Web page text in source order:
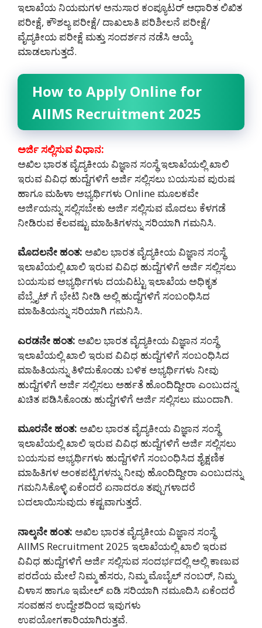
ಇಲಾಖೆಯ ನಿಯಮಗಳ ಅನುಸಾರ ಕಂಪ್ಯೂಟರ್ ಆಧಾರಿತ ಲಿಖಿತ
ಪರೀಕ್ಷೆ, ಕೌಶಲ್ಯ ಪರೀಕ್ಷೆ/ ದಾಖಲಾತಿ ಪರಿಶೀಲನೆ ಪರೀಕ್ಷೆ/
ವೈದ್ಯಕೀಯ ಪರೀಕ್ಷೆ ಮತ್ತು ಸಂದರ್ಶನ ನಡೆಸಿ ಆಯ್ಕೆ
ಮಾಡಲಾಗುತ್ತದೆ.
How to Apply Online for
AIIMS Recruitment 2025
ಅರ್ಜಿ ಸಲ್ಲಿಸುವ ವಿಧಾನ:
ಅಖಿಲ ಭಾರತ ವೈದ್ಯಕೀಯ ವಿಜ್ಞಾನ ಸಂಸ್ಥೆ ಇಲಾಖೆಯಲ್ಲಿ ಖಾಲಿ
ಇರುವ ವಿವಿಧ ಹುದ್ದೆಗಳಿಗೆ ಅರ್ಜಿ ಸಲ್ಲಿಸಲು ಬಯಸುವ ಪುರುಷ
ಹಾಗೂ ಮಹಿಳಾ ಅಭ್ಯರ್ಥಿಗಳು Online ಮೂಲಕವೇ
ಅರ್ಜಿಯನ್ನು ಸಲ್ಲಿಸಬೇಕು ಅರ್ಜಿ ಸಲ್ಲಿಸುವ ಮೊದಲು ಕೆಳಗಡೆ
ನೀಡಿರುವ ಕೆಲವಷ್ಟು ಮಾಹಿತಿಗಳನ್ನು ಸರಿಯಾಗಿ ಗಮನಿಸಿ.
ಮೊದಲನೇ ಹಂತ: ಅಖಿಲ ಭಾರತ ವೈದ್ಯಕೀಯ ವಿಜ್ಞಾನ ಸಂಸ್ಥೆ
ಇಲಾಖೆಯಲ್ಲಿ ಖಾಲಿ ಇರುವ ವಿವಿಧ ಹುದ್ದೆಗಳಿಗೆ ಅರ್ಜಿ ಸಲ್ಲಿಸಲು
ಬಯಸುವ ಅಭ್ಯರ್ಥಿಗಳು ದಯವಿಟ್ಟು ಇಲಾಖೆಯ ಅಧಿಕೃತ
ವೆಬ್ಸೈಟ್ ಗೆ ಭೇಟಿ ನೀಡಿ ಅಲ್ಲಿ ಹುದ್ದೆಗಳಿಗೆ ಸಂಬಂಧಿಸಿದ
ಮಾಹಿತಿಯನ್ನು ಸರಿಯಾಗಿ ಗಮನಿಸಿ.
ಎರಡನೇ ಹಂತ: ಅಖಿಲ ಭಾರತ ವೈದ್ಯಕೀಯ ವಿಜ್ಞಾನ ಸಂಸ್ಥೆ
ಇಲಾಖೆಯಲ್ಲಿ ಖಾಲಿ ಇರುವ ವಿವಿಧ ಹುದ್ದೆಗಳಿಗೆ ಸಂಬಂಧಿಸಿದ
ಮಾಹಿತಿಯನ್ನು ತಿಳಿದುಕೊಂಡು ಬಳಿಕ ಅಭ್ಯರ್ಥಿಗಳು ನೀವು
ಹುದ್ದೆಗಳಿಗೆ ಅರ್ಜಿ ಸಲ್ಲಿಸಲು ಅರ್ಹತೆ ಹೊಂದಿದ್ದೀರಾ ಎಂಬುದನ್ನ
ಖಚಿತ ಪಡಿಸಿಕೊಂಡು ಹುದ್ದೆಗಳಿಗೆ ಅರ್ಜಿ ಸಲ್ಲಿಸಲು ಮುಂದಾಗಿ.
ಮೂರನೇ ಹಂತ: ಅಖಿಲ ಭಾರತ ವೈದ್ಯಕೀಯ ವಿಜ್ಞಾನ ಸಂಸ್ಥೆ
ಇಲಾಖೆಯಲ್ಲಿ ಖಾಲಿ ಇರುವ ವಿವಿಧ ಹುದ್ದೆಗಳಿಗೆ ಅರ್ಜಿ ಸಲ್ಲಿಸಲು
ಬಯಸುವ ಅಭ್ಯರ್ಥಿಗಳು ಹುದ್ದೆಗಳಿಗೆ ಸಂಬಂಧಿಸಿದ ಶೈಕ್ಷಣಿಕ
ಮಾಹಿತಿಗಳ ಅಂಕಪಟ್ಟಿಗಳನ್ನು ನೀವು ಹೊಂದಿದ್ದೀರಾ ಎಂಬುದನ್ನು
ಗಮನಿಸಿಕೊಳ್ಳಿ ಏಕೆಂದರೆ ಏನಾದರೂ ತಪ್ಪುಗಳಾದರೆ
ಬದಲಾಯಿಸುವುದು ಕಷ್ಟವಾಗುತ್ತದೆ.
ನಾಲ್ಕನೇ ಹಂತ: ಅಖಿಲ ಭಾರತ ವೈದ್ಯಕೀಯ ವಿಜ್ಞಾನ ಸಂಸ್ಥೆ
AIIMS Recruitment 2025 ಇಲಾಖೆಯಲ್ಲಿ ಖಾಲಿ ಇರುವ
ವಿವಿಧ ಹುದ್ದೆಗಳಿಗೆ ಅರ್ಜಿ ಸಲ್ಲಿಸುವ ಸಂದರ್ಭದಲ್ಲಿ ಅಲ್ಲಿ ಕಾಣುವ
ಪರದೆಯ ಮೇಲೆ ನಿಮ್ಮ ಹೆಸರು, ನಿಮ್ಮ ಮೊಬೈಲ್ ನಂಬರ್, ನಿಮ್ಮ
ವಿಳಾಸ ಹಾಗೂ ಇಮೇಲ್ ಐಡಿ ಸರಿಯಾಗಿ ನಮೂದಿಸಿ ಏಕೆಂದರೆ
ಸಂವಹನ ಉದ್ದೇಶದಿಂದ ಇವುಗಳು
ಉಪಯೋಗಕಾರಿಯಾಗಿರುತ್ತವೆ.